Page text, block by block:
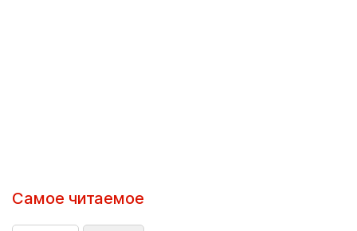
Самое читаемое